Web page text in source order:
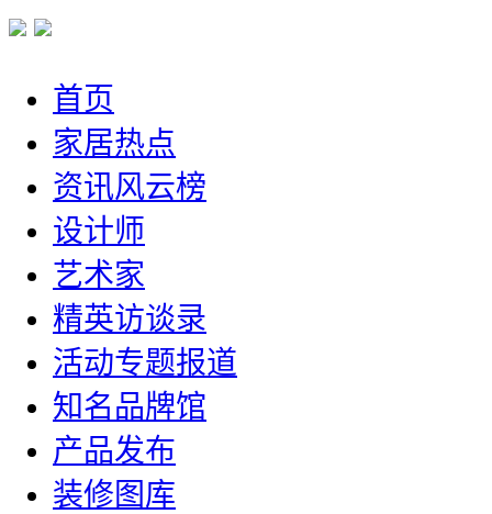
首页
家居热点
资讯风云榜
设计师
艺术家
精英访谈录
活动专题报道
知名品牌馆
产品发布
装修图库